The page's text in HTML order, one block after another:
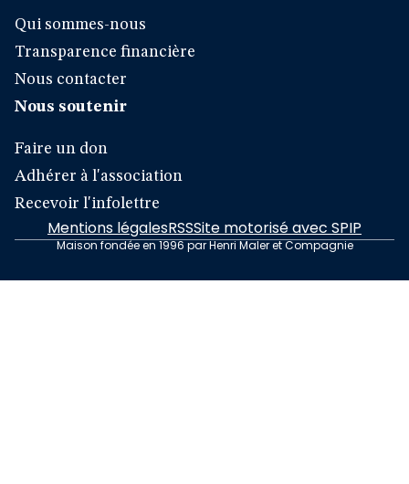
Qui sommes-nous
Transparence financière
Nous contacter
Nous soutenir
Faire un don
Adhérer à l'association
Recevoir l'infolettre
Mentions légalesRSSSite motorisé avec SPIP
Maison fondée en 1996 par Henri Maler et Compagnie